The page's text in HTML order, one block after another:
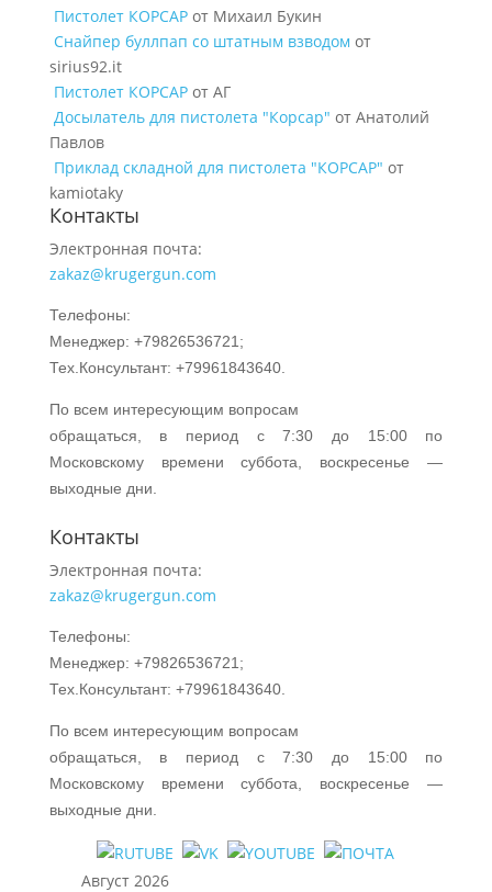
Пистолет КОРСАР от Михаил Букин
Снайпер буллпап со штатным взводом от
sirius92.it
Пистолет КОРСАР от АГ
Досылатель для пистолета "Корсар" от Анатолий
Павлов
Приклад складной для пистолета "КОРСАР" от
kamiotaky
Контакты
Электронная почта:
zakaz@krugergun.com
Телефоны:
Менеджер: +79826536721;
Тех.Консультант: +79961843640.
По всем интересующим вопросам
обращаться, в период с 7:30 до 15:00 по
Московскому времени суббота, воскресенье —
выходные дни.
Контакты
Электронная почта:
zakaz@krugergun.com
Телефоны:
Менеджер: +79826536721;
Тех.Консультант: +79961843640.
По всем интересующим вопросам
обращаться, в период с 7:30 до 15:00 по
Московскому времени суббота, воскресенье —
выходные дни.
Август 2026